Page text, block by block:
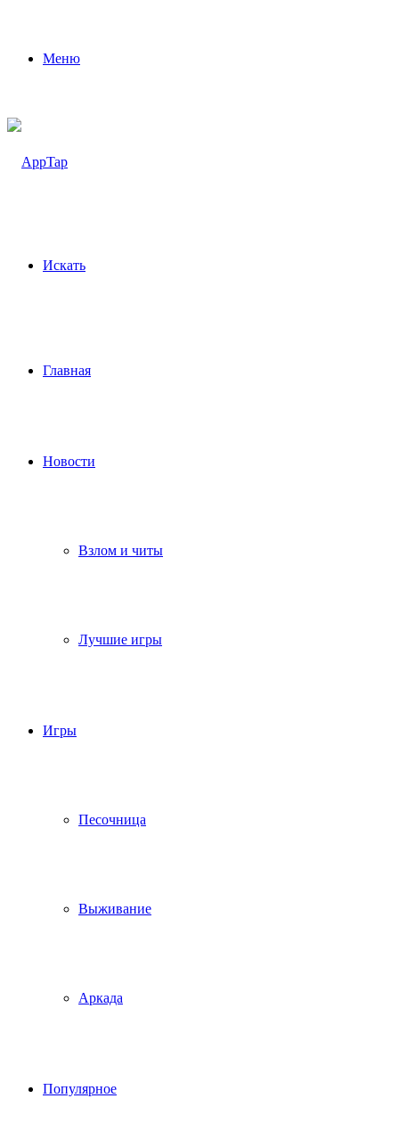
Меню
Искать
Главная
Новости
Взлом и читы
Лучшие игры
Игры
Песочница
Выживание
Аркада
Популярное